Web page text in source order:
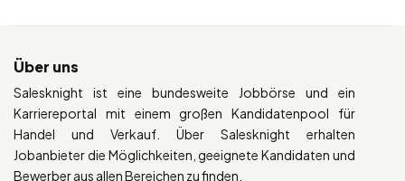
Über uns
Salesknight ist eine bundesweite Jobbörse und ein
Karriereportal mit einem großen Kandidatenpool für
Handel und Verkauf. Über Salesknight erhalten
Jobanbieter die Möglichkeiten, geeignete Kandidaten und
Bewerber aus allen Bereichen zu finden.